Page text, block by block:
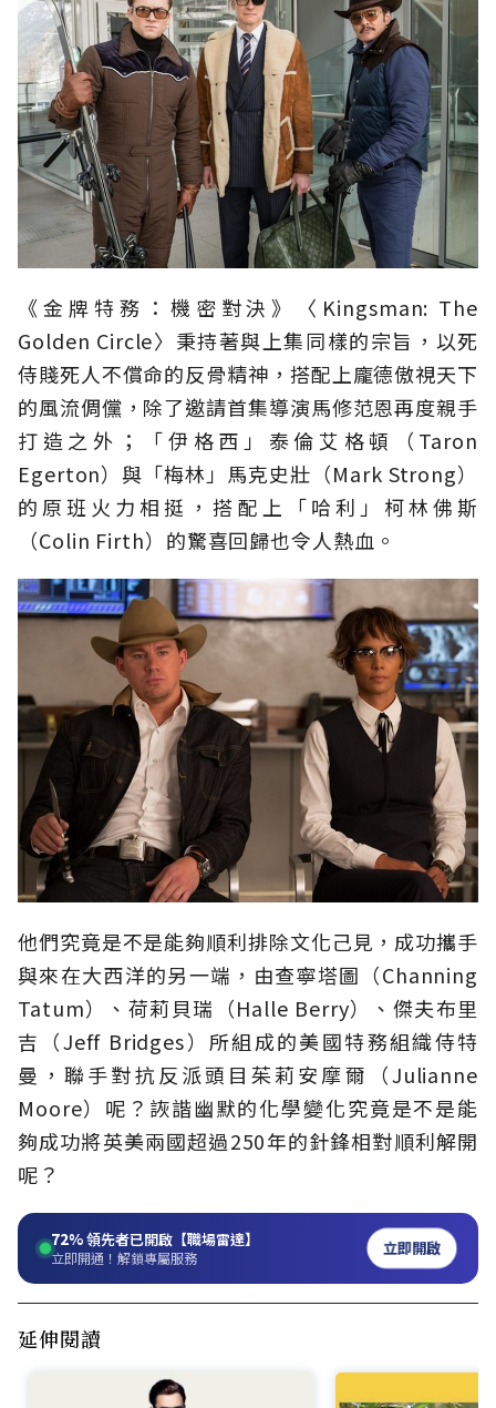
《金牌特務：機密對決》〈Kingsman: The
Golden Circle〉秉持著與上集同樣的宗旨，以死
侍賤死人不償命的反骨精神，搭配上龐德傲視天下
的風流倜儻，除了邀請首集導演馬修范恩再度親手
打造之外；「伊格西」泰倫艾格頓（Taron
Egerton）與「梅林」馬克史壯（Mark Strong）
的原班火力相挺，搭配上「哈利」柯林佛斯
（Colin Firth）的驚喜回歸也令人熱血。
他們究竟是不是能夠順利排除文化己見，成功攜手
與來在大西洋的另一端，由查寧塔圖（Channing
Tatum）、荷莉貝瑞（Halle Berry）、傑夫布里
吉（Jeff Bridges）所組成的美國特務組織侍特
曼，聯手對抗反派頭目茱莉安摩爾（Julianne
Moore）呢？詼諧幽默的化學變化究竟是不是能
夠成功將英美兩國超過250年的針鋒相對順利解開
呢？
72%領先者已開啟【職場雷達】
立即開通！解鎖專屬服務 立即開啟
延伸閱讀